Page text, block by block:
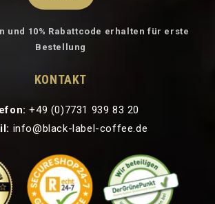
und 10% Rabattcode erhalten für erste
Bestellung
KONTAKT
+49 (0)7731 939 83 20
info@black-label-coffee.de